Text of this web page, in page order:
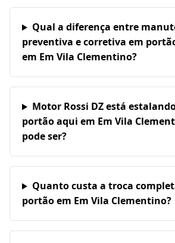
Qual a diferença entre
preventiva e corretiva em
em Em Vila Clementino?
Motor Rossi DZ está
portão aqui em Em Vila
pode ser?
Quanto custa a troca
portão em Em Vila Clementino?